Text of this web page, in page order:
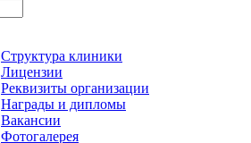
Структура клиники
Лицензии
Реквизиты организации
Награды и дипломы
Вакансии
Фотогалерея